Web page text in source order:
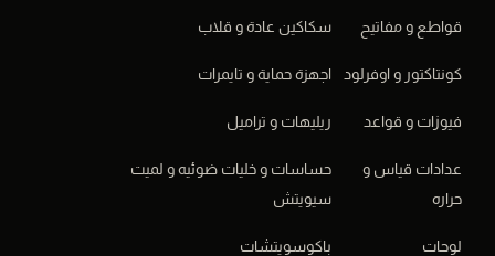
قواطع و مفاتيح
كونتاكتور و اوفرلود
فيوزات و قواعد
عدادات قياس و
حراره
لوحات
سكاكين عادة و قلاب
اجهزة حماية و تايمرات
ريليهات و تراميل
حساسات و خليات ضوئيه و لميت
سيويتش
باكوسويتشات